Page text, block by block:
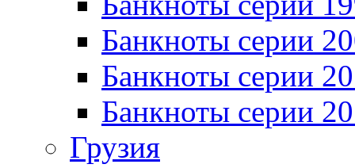
Банкноты серии
Банкноты серии
Банкноты серии
Грузия